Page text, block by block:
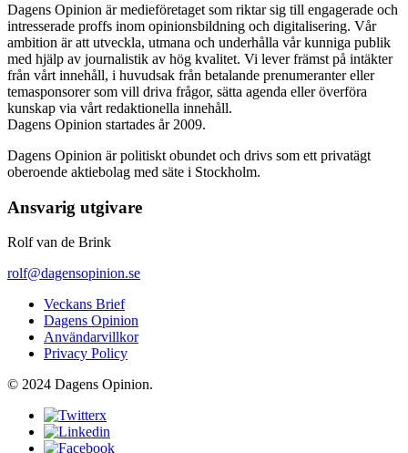
Dagens Opinion är medieföretaget som riktar sig till engagerade och
intresserade proffs inom opinionsbildning och digitalisering. Vår
ambition är att utveckla, utmana och underhålla vår kunniga publik
med hjälp av journalistik av hög kvalitet. Vi lever främst på intäkter
från vårt innehåll, i huvudsak från betalande prenumeranter eller
temasponsorer som vill driva frågor, sätta agenda eller överföra
kunskap via vårt redaktionella innehåll.
Dagens Opinion startades år 2009.
Dagens Opinion är politiskt obundet och drivs som ett privatägt
oberoende aktiebolag med säte i Stockholm.
Ansvarig utgivare
Rolf van de Brink
rolf@dagensopinion.se
Veckans Brief
Dagens Opinion
Användarvillkor
Privacy Policy
© 2024 Dagens Opinion.